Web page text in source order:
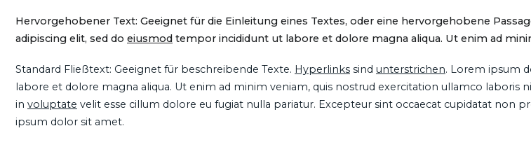
Hervorgehobener Text: Geeignet für die Einleitung eines Textes, oder eine hervorgehobene
adipiscing elit, sed do eiusmod tempor incididunt ut labore et dolore magna aliqua. Ut enim ad
Standard Fließtext: Geeignet für beschreibende Texte. Hyperlinks sind unterstrichen. Lorem ipsum
labore et dolore magna aliqua. Ut enim ad minim veniam, quis nostrud exercitation ullamco
in voluptate velit esse cillum dolore eu fugiat nulla pariatur. Excepteur sint occaecat cupidatat non
ipsum dolor sit amet.